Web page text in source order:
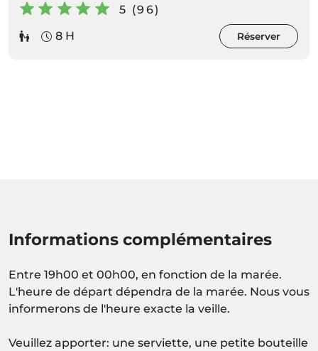
5 (96)
8 H
Réserver
Informations complémentaires
Entre 19h00 et 00h00, en fonction de la marée.
L'heure de départ dépendra de la marée. Nous vous
informerons de l'heure exacte la veille.
Veuillez apporter: une serviette, une petite bouteille